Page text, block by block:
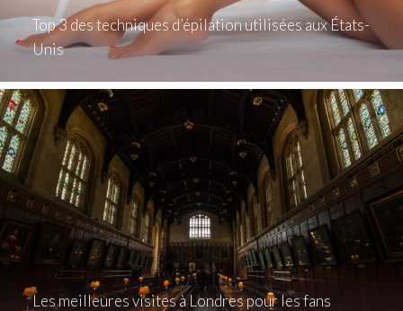
Top 3 des techniques d’épilation utilisées aux États-
Unis
Les meilleures visites à Londres pour les fans